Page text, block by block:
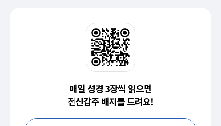
매일 성경 3장씩 읽으면
전신갑주 배지를 드려요!